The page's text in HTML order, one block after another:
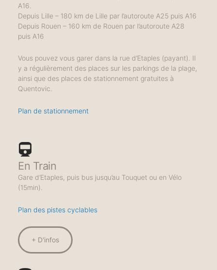
A16.
Depuis Lille – 180 km de Lille par l’autoroute A25 puis A16
Depuis Rouen – 160 km de Rouen par l’autoroute A28
puis A16
Vous pouvez vous garer dans la rue d’Etaples (payant). Il
y a régulièrement des places sur les parkings de la plage,
ainsi que des places de stationnement gratuites à
Quentovic.
Plan de stationnement
En Train
Gare d’Etaples, puis bus jusqu’au Touquet ou en Vélo
(15min).
Plan des pistes cyclables
+ D'infos